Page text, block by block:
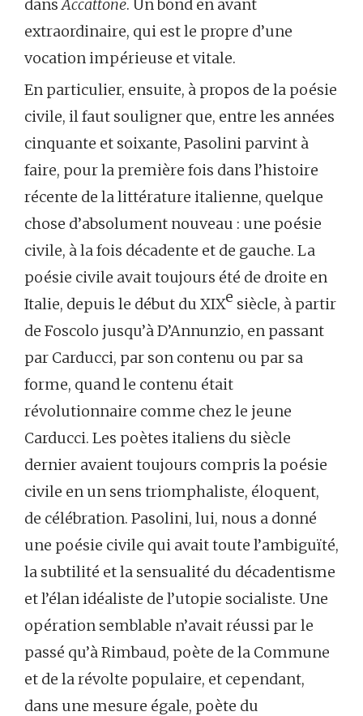
dansAccattone. Un bond en avant
extraordinaire, qui est le propre d’une
vocation impérieuse et vitale.
En particulier, ensuite, à propos de la poésie
civile, il faut souligner que, entre les années
cinquante et soixante, Pasolini parvint à
faire, pour la première fois dans l’histoire
récente de la littérature italienne, quelque
chose d’absolument nouveau : une poésie
civile, à la fois décadente et de gauche. La
poésie civile avait toujours été de droite en
Italie, depuis le début du XIXe siècle, à partir
de Foscolo jusqu’à D’Annunzio, en passant
par Carducci, par son contenu ou par sa
forme, quand le contenu était
révolutionnaire comme chez le jeune
Carducci. Les poètes italiens du siècle
dernier avaient toujours compris la poésie
civile en un sens triomphaliste, éloquent,
de célébration. Pasolini, lui, nous a donné
une poésie civile qui avait toute l’ambiguïté,
la subtilité et la sensualité du décadentisme
et l’élan idéaliste de l’utopie socialiste. Une
opération semblable n’avait réussi par le
passé qu’à Rimbaud, poète de la Commune
et de la révolte populaire, et cependant,
dans une mesure égale, poète du